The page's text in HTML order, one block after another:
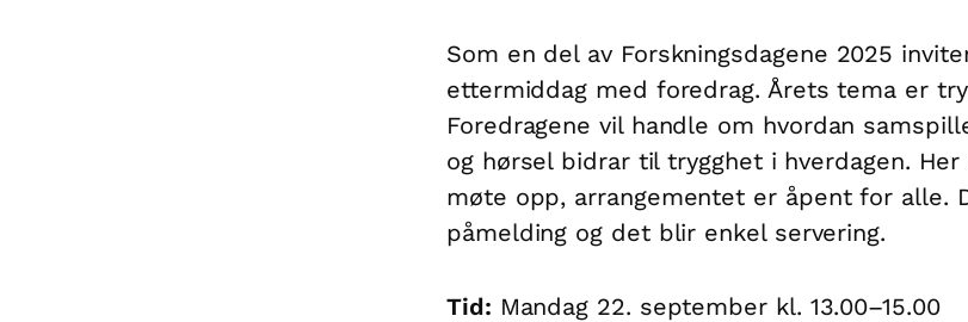
Som en del av Forskningsdagene 2025
ettermiddag med foredrag. Årets tema er
Foredragene vil handle om hvordan
og hørsel bidrar til trygghet i hverdagen.
møte opp, arrangementet er åpent for alle.
påmelding og det blir enkel servering.
Tid: Mandag 22. september kl. 13.00–15.00